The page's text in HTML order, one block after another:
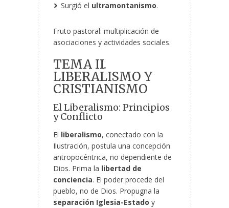
Surgió el ultramontanismo.
Fruto pastoral: multiplicación de
asociaciones y actividades sociales.
TEMA II.
LIBERALISMO Y
CRISTIANISMO
El Liberalismo: Principios
y Conflicto
El liberalismo, conectado con la
Ilustración, postula una concepción
antropocéntrica, no dependiente de
Dios. Prima la libertad de
conciencia. El poder procede del
pueblo, no de Dios. Propugna la
separación Iglesia-Estado y